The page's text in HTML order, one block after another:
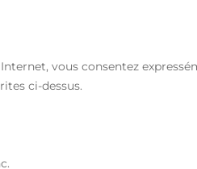
vous consentez
ci-dessus.